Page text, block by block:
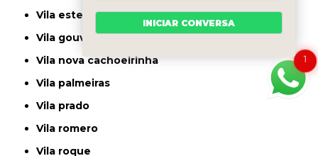
vila ester
vila gouvea
vila nova cachoeirinha
vila palmeiras
vila prado
vila romero
vila roque
1
INICIAR CONVERSA